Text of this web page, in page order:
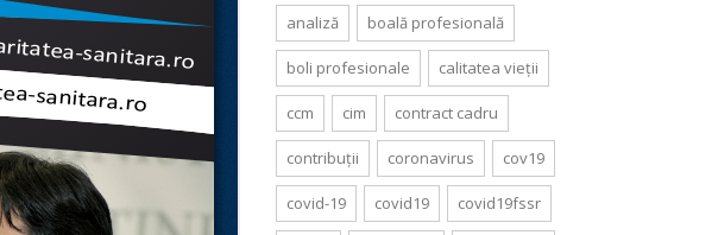
analiză boală profesională
boli profesionale calitatea vieții
ccm cim contract cadru
contribuții coronavirus cov19
covid-19 covid19 covid19fssr